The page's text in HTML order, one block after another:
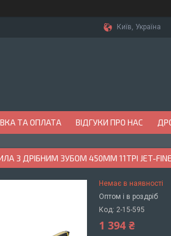
Київ, Україна
ТА ОПЛАТА ВІДГУКИ ПРО НАС
З ДРІБНИМ ЗУБОМ 450ММ 11TPI JET-FINE
Немає в наявності
Оптом і в роздріб
Код: 2-15-595
1 394 ₴